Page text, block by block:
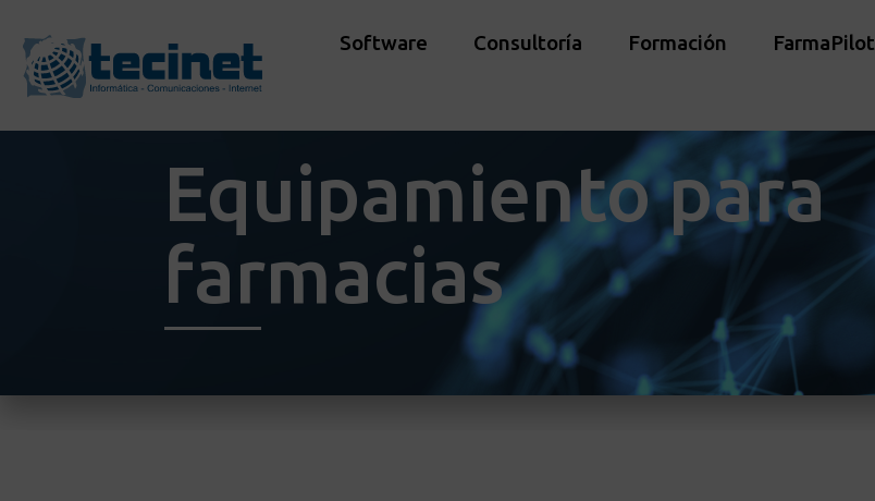
Software Consultoría Formación FarmaPilot
Equipamiento para
farmacias